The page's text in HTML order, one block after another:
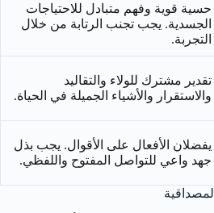
حسية قوية وفهم متبادل للاحتياجات
الجسدية. يجب تجنب الرتابة من خلال
التجربة.
تقدير مشترك للولاء والتقاليد
والاستقرار والأشياء الجميلة في الحياة.
يفضلان الأفعال على الأقوال. يجب بذل
جهد واعي للتواصل المفتوح واللفظي.